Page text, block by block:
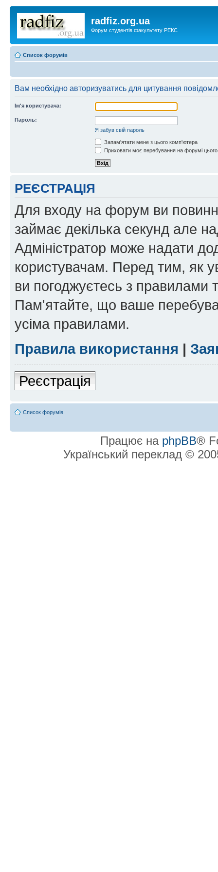
radfiz.org.ua
Форум студентів факультету РЕКС
Список форумів
Вам необхідно авторизуватись для цитування
Ім'я користувача:
Пароль:
Я забув свій пароль
Запам'ятати мене з цього комп'ютера
Приховати моє перебування на форумі
РЕЄСТРАЦІЯ
Для входу на форум ви
займає декілька секунд але
Адміністратор може надати
користувачам. Перед тим, як
ви погоджуєтесь з правилами
Пам'ятайте, що ваше
усіма правилами.
Правила використання |
Реєстрація
Список форумів
Працює на phpBB®
Український переклад ©